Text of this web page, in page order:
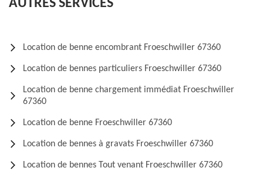
AUTRES SERVICES
Location de benne encombrant Froeschwiller 67360
Location de bennes particuliers Froeschwiller 67360
Location de benne chargement immédiat Froeschwiller
67360
Location de benne Froeschwiller 67360
Location de bennes à gravats Froeschwiller 67360
Location de bennes Tout venant Froeschwiller 67360